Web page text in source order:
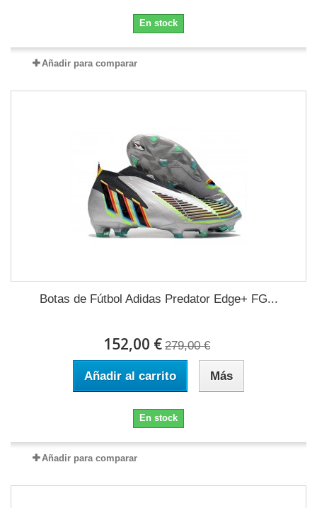
En stock
Añadir para comparar
Botas de Fútbol Adidas Predator Edge+ FG...
152,00 € 279,00 €
Añadir al carrito Más
En stock
Añadir para comparar